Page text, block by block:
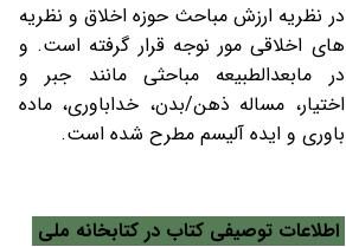
در نظریه ارزش مباحث حوزه اخلاق و نظریه
های اخلاقی مور نوجه قرار گرفته است. و
در مابعدالطبیعه مباحثی مانند جبر و
اختیار، مساله ذهن/بدن، خداباوری، ماده
باوری و ایده آلیسم مطرح شده است.
اطلاعات توصیفی کتاب در کتابخانه ملی